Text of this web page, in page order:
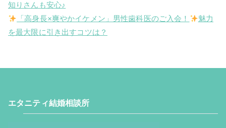
知りさんも安心♪
「高身長×爽やかイケメン」男性歯科医のご入会！
魅力
を最大限に引き出すコツは？
エタニティ結婚相談所